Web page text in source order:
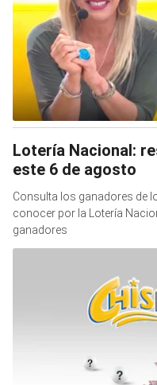
Lotería Nacional:
este 6 de agosto
Consulta los ganadores de
conocer por la Lotería
ganadores